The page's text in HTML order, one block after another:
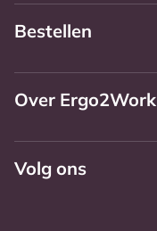
Bestellen
Over Ergo2Work
Volg ons